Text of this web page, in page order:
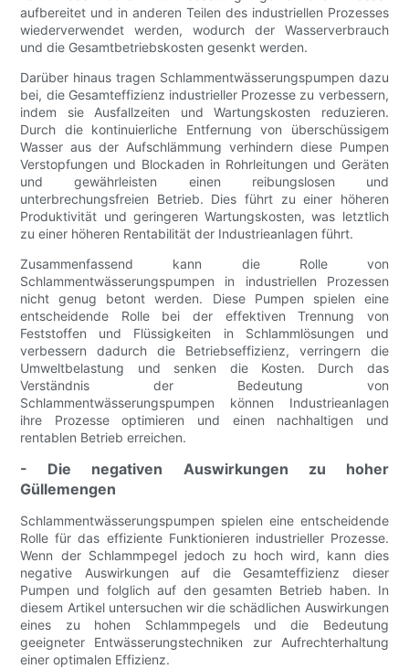
aufbereitet und in anderen Teilen des industriellen Prozesses
wiederverwendet werden, wodurch der Wasserverbrauch
und die Gesamtbetriebskosten gesenkt werden.
Darüber hinaus tragen Schlammentwässerungspumpen dazu
bei, die Gesamteffizienz industrieller Prozesse zu verbessern,
indem sie Ausfallzeiten und Wartungskosten reduzieren.
Durch die kontinuierliche Entfernung von überschüssigem
Wasser aus der Aufschlämmung verhindern diese Pumpen
Verstopfungen und Blockaden in Rohrleitungen und Geräten
und gewährleisten einen reibungslosen und
unterbrechungsfreien Betrieb. Dies führt zu einer höheren
Produktivität und geringeren Wartungskosten, was letztlich
zu einer höheren Rentabilität der Industrieanlagen führt.
Zusammenfassend kann die Rolle von
Schlammentwässerungspumpen in industriellen Prozessen
nicht genug betont werden. Diese Pumpen spielen eine
entscheidende Rolle bei der effektiven Trennung von
Feststoffen und Flüssigkeiten in Schlammlösungen und
verbessern dadurch die Betriebseffizienz, verringern die
Umweltbelastung und senken die Kosten. Durch das
Verständnis der Bedeutung von
Schlammentwässerungspumpen können Industrieanlagen
ihre Prozesse optimieren und einen nachhaltigen und
rentablen Betrieb erreichen.
- Die negativen Auswirkungen zu hoher
Güllemengen
Schlammentwässerungspumpen spielen eine entscheidende
Rolle für das effiziente Funktionieren industrieller Prozesse.
Wenn der Schlammpegel jedoch zu hoch wird, kann dies
negative Auswirkungen auf die Gesamteffizienz dieser
Pumpen und folglich auf den gesamten Betrieb haben. In
diesem Artikel untersuchen wir die schädlichen Auswirkungen
eines zu hohen Schlammpegels und die Bedeutung
geeigneter Entwässerungstechniken zur Aufrechterhaltung
einer optimalen Effizienz.